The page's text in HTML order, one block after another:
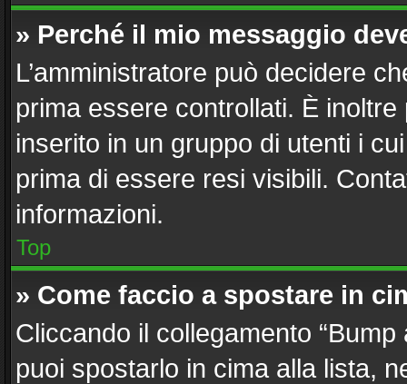
» Perché il mio messaggio
L’amministratore può decidere
prima essere controllati. È
inserito in un gruppo di utenti i
prima di essere resi visibili.
informazioni.
Top
» Come faccio a spostare in
Cliccando il collegamento
puoi spostarlo in cima alla lista,